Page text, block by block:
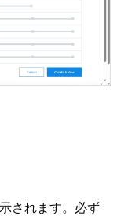
されます。必ず